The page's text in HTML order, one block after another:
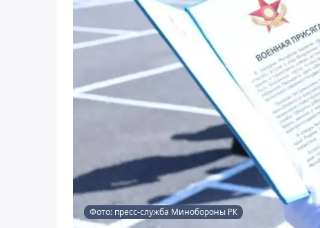
Фото: пресс-служба Минобороны РК